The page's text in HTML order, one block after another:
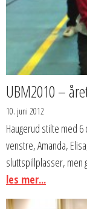
UBM2010 –
10. juni 2012
Haugerud stilte med
venstre, Amanda,
sluttspillplasser, men
les mer...